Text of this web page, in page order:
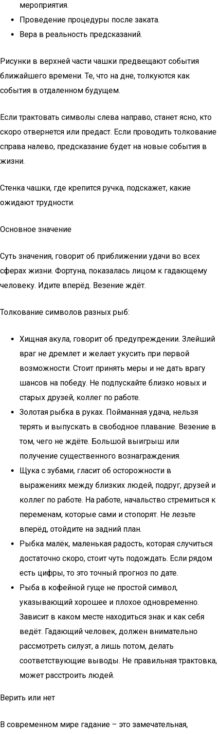
мероприятия.
Проведение процедуры после заката.
Вера в реальность предсказаний.
Рисунки в верхней части чашки предвещают события
ближайшего времени. Те, что на дне, толкуются как
события в отдаленном будущем.
Если трактовать символы слева направо, станет ясно, кто
скоро отвернется или предаст. Если проводить толкование
справа налево, предсказание будет на новые события в
жизни.
Стенка чашки, где крепится ручка, подскажет, какие
ожидают трудности.
Основное значение
Суть значения, говорит об приближении удачи во всех
сферах жизни. Фортуна, показалась лицом к гадающему
человеку. Идите вперёд. Везение ждёт.
Толкование символов разных рыб:
Хищная акула, говорит об предупреждении. Злейший
враг не дремлет и желает укусить при первой
возможности. Стоит принять меры и не дать врагу
шансов на победу. Не подпускайте близко новых и
старых друзей, коллег по работе.
Золотая рыбка в руках. Пойманная удача, нельзя
терять и выпускать в свободное плавание. Везение в
том, чего не ждёте. Большой выигрыш или
получение существенного вознаграждения.
Щука с зубами, гласит об осторожности в
выражениях между близких людей, подруг, друзей и
коллег по работе. На работе, начальство стремиться к
переменам, которые сами и стопорят. Не лезьте
вперёд, отойдите на задний план.
Рыбка малёк, маленькая радость, которая случиться
достаточно скоро, стоит чуть подождать. Если рядом
есть цифры, то это точный прогноз по дате.
Рыба в кофейной гуще не простой символ,
указывающий хорошее и плохое одновременно.
Зависит в каком месте находиться знак и как себя
ведёт. Гадающий человек, должен внимательно
рассмотреть силуэт, а лишь потом, делать
соответствующие выводы. Не правильная трактовка,
может расстроить людей.
Верить или нет
В современном мире гадание – это замечательная,